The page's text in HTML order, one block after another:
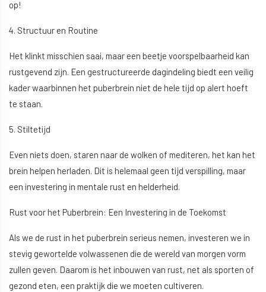
op!
4. Structuur en Routine
Het klinkt misschien saai, maar een beetje voorspelbaarheid kan
rustgevend zijn. Een gestructureerde dagindeling biedt een veilig
kader waarbinnen het puberbrein niet de hele tijd op alert hoeft
te staan.
5. Stiltetijd
Even niets doen, staren naar de wolken of mediteren, het kan het
brein helpen herladen. Dit is helemaal geen tijd verspilling, maar
een investering in mentale rust en helderheid.
Rust voor het Puberbrein: Een Investering in de Toekomst
Als we de rust in het puberbrein serieus nemen, investeren we in
stevig gewortelde volwassenen die de wereld van morgen vorm
zullen geven. Daarom is het inbouwen van rust, net als sporten of
gezond eten, een praktijk die we moeten cultiveren.